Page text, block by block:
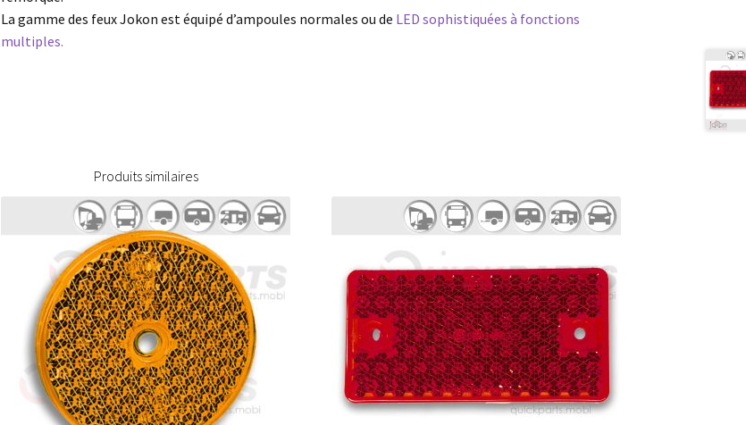
La gamme des feux Jokon est équipé d’ampoules normales ou de LED sophistiquées à fonctions
multiples.
Produits similaires